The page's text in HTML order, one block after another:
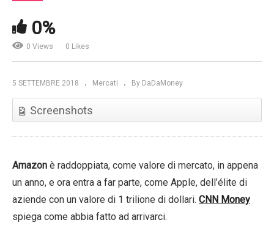
0%
0 Views 0 Likes
5 SETTEMBRE 2018 Mercati By DaDaMoney
Screenshots
Amazon è raddoppiata, come valore di mercato, in appena
un anno, e ora entra a far parte, come Apple, dell’élite di
aziende con un valore di 1 trilione di dollari. CNN Money
spiega come abbia fatto ad arrivarci.